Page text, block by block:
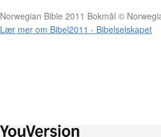
Norwegian Bible 2011 Bokmål ©
Lær mer om Bibel2011 - Bibelselskapet